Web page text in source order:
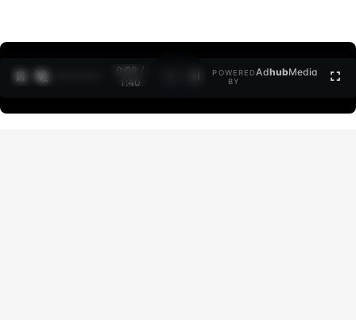
0:09 /
1:40
POWERED
BY
AdhubMedia